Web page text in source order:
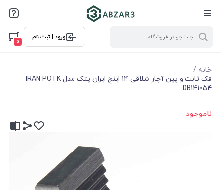
ورود | ثبت نام
0
خانه /
فک ثابت و پین آچار شلاقی 14 اینچ ایران پتک مدل IRAN POTK
DB141054
ناموجود